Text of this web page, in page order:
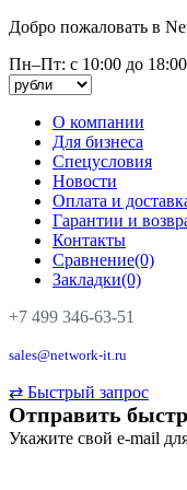
Добро пожаловать в
Пн–Пт: с 10:00 до 18:00
О компании
Для бизнеса
Спецусловия
Новости
Оплата и
Гарантии и
Контакты
Сравнение(0)
Закладки(0)
+7 499 346-63-51
sales@network-it.ru
⇄ Быстрый запрос
Отправить
Укажите свой e-mail